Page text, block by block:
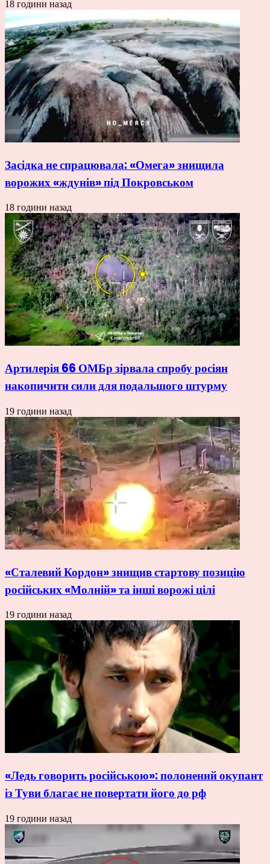
18 години назад
Засідка не спрацювала: «Омега» знищила
ворожих «ждунів» під Покровськом
18 години назад
Артилерія 66 ОМБр зірвала спробу росіян
накопичити сили для подальшого штурму
19 години назад
«Сталевий Кордон» знищив стартову позицію
російських «Молній» та інші ворожі цілі
19 години назад
«Ледь говорить російською»: полонений окупант
із Туви благає не повертати його до рф
19 години назад